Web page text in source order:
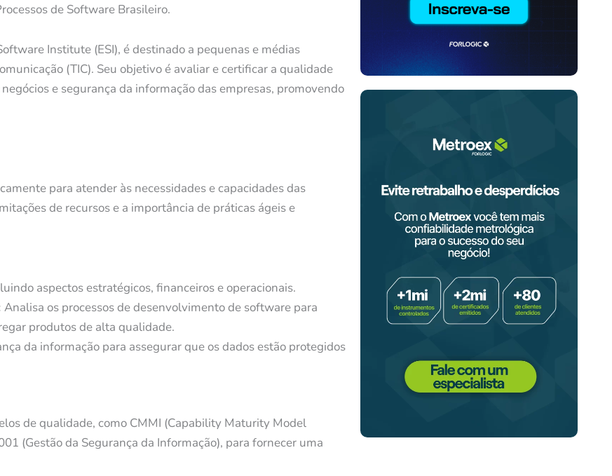
de Software Brasileiro.
Institute (ESI), é destinado a pequenas e médias
(TIC). Seu objetivo é avaliar e certificar a qualidade
e segurança da informação das empresas, promovendo
para atender às necessidades e capacidades das
de recursos e a importância de práticas ágeis e
aspectos estratégicos, financeiros e operacionais.
Analisa os processos de desenvolvimento de software para
produtos de alta qualidade.
da informação para assegurar que os dados estão protegidos
de qualidade, como CMMI (Capability Maturity Model
(Gestão da Segurança da Informação), para fornecer uma